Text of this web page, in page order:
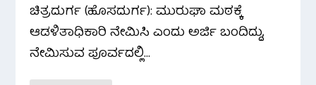
ಚಿತ್ರದುರ್ಗ (ಹೊಸದುರ್ಗ): ಮುರುಘಾ ಮಠಕ್ಕೆ
ಆಡಳಿತಾಧಿಕಾರಿ ನೇಮಿಸಿ ಎಂದು ಅರ್ಜಿ ಬಂದಿದ್ದು,
ನೇಮಿಸುವ ಪೂರ್ವದಲ್ಲಿ...